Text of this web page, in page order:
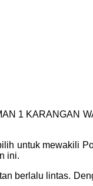
1 KARANGAN
untuk mewakili
ini.
berlalu lintas.